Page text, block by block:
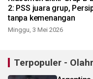
2: PSS juara grup,
tanpa kemenangan
Minggu, 3 Mei 2026
Terpopuler -